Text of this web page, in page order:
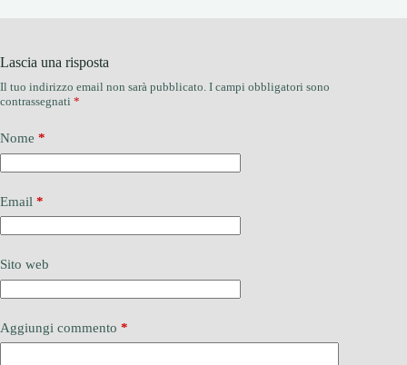
Lascia una risposta
Il tuo indirizzo email non sarà pubblicato. I campi obbligatori sono
contrassegnati *
Nome *
Email *
Sito web
Aggiungi commento *